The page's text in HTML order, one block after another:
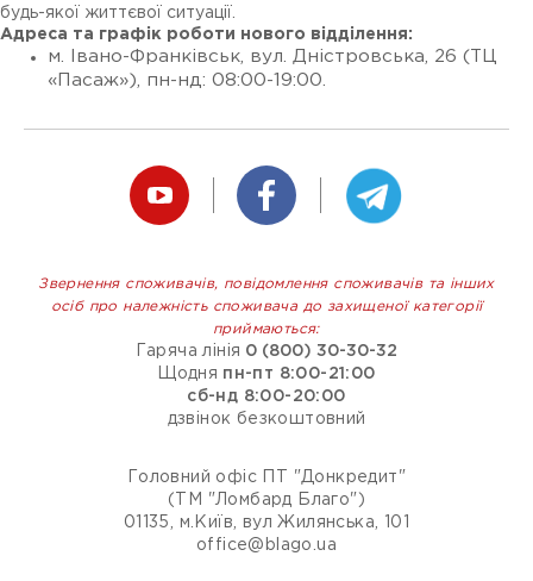
будь-якої життєвої ситуації.
Адреса та графік роботи нового відділення:
м. Івано-Франківськ, вул. Дністровська, 26 (ТЦ
«Пасаж»), пн-нд: 08:00-19:00.
Звернення споживачів, повідомлення споживачів та інших
осіб про належність споживача до захищеної категорії
приймаються:
Гаряча лінія 0 (800) 30-30-32
Щодня пн-пт 8:00-21:00
сб-нд 8:00-20:00
дзвінок безкоштовний
Головний офіс ПТ "Донкредит"
(ТМ "Ломбард Благо")
01135, м.Київ, вул Жилянська, 101
office@blago.ua